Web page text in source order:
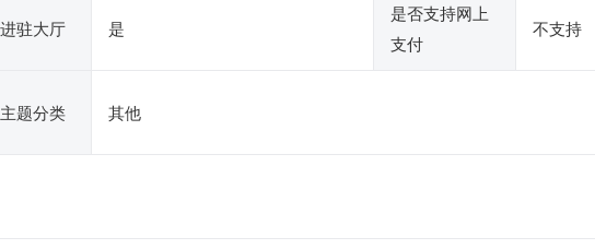
驻大厅 是
是否支持网上
支付
不支持
题分类 其他